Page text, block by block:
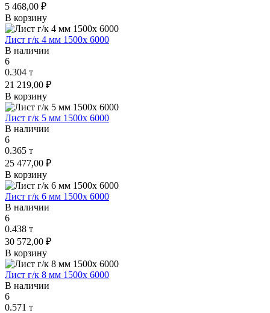
5 468,00 ₽
В корзину
Лист г/к 4 мм 1500х 6000
В наличии
6
0.304 т
21 219,00 ₽
В корзину
Лист г/к 5 мм 1500х 6000
В наличии
6
0.365 т
25 477,00 ₽
В корзину
Лист г/к 6 мм 1500х 6000
В наличии
6
0.438 т
30 572,00 ₽
В корзину
Лист г/к 8 мм 1500х 6000
В наличии
6
0.571 т